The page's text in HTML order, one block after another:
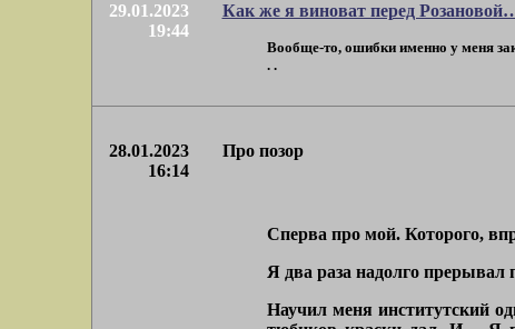
29.01.2023
19:44
Как же я виноват перед
Вообще-то, ошибки именно у меня
. .
28.01.2023
16:14
Про позор
Сперва про мой. Которого,
Я два раза надолго прерывал
Научил меня институтский